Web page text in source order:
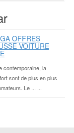
OFFRES
VOITURE
contemporaine, la
sont de plus en plus
Le ... ...